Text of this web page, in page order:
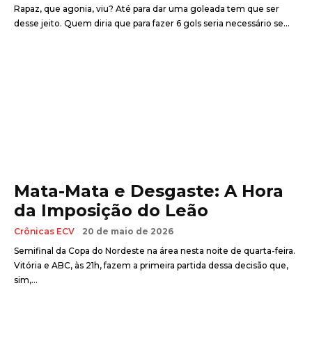
Rapaz, que agonia, viu? Até para dar uma goleada tem que ser
desse jeito. Quem diria que para fazer 6 gols seria necessário se...
Mata-Mata e Desgaste: A Hora
da Imposição do Leão
Crônicas ECV
20 de maio de 2026
Semifinal da Copa do Nordeste na área nesta noite de quarta-feira.
Vitória e ABC, às 21h, fazem a primeira partida dessa decisão que,
sim,...